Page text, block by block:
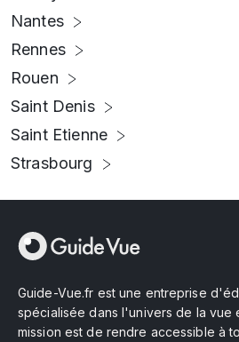
Nantes
Rennes
Rouen
Saint Denis
Saint Etienne
Strasbourg
Guide-Vue.fr est une entreprise
spécialisée dans l'univers de la vue
mission est de rendre accessible à